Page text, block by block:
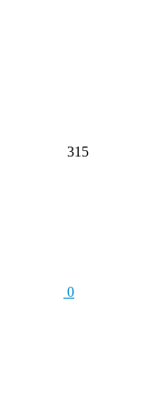
315
0